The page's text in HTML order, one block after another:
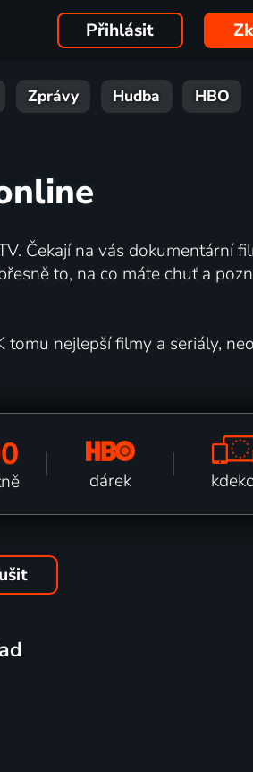
Přihlásit
Zprávy Hudba HBO
Čekají na vás dokumentární
to, na co máte chuť a
nejlepší filmy a seriály,
dárek